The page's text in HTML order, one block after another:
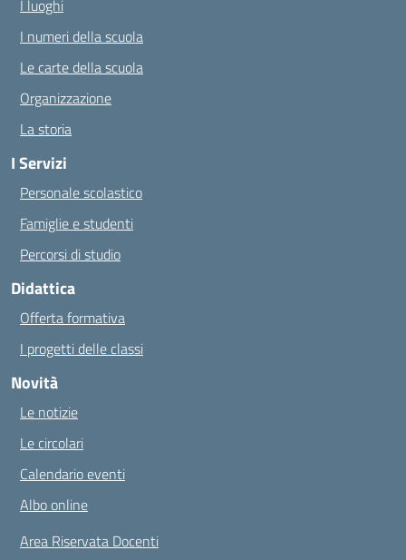
I luoghi
I numeri della scuola
Le carte della scuola
Organizzazione
La storia
I Servizi
Personale scolastico
Famiglie e studenti
Percorsi di studio
Didattica
Offerta formativa
I progetti delle classi
Novità
Le notizie
Le circolari
Calendario eventi
Albo online
Area Riservata Docenti